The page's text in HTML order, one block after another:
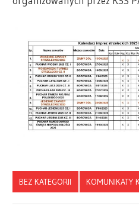
BEZ KATEGORII KOMUNIKATY